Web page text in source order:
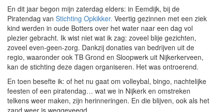
En dit jaar begon mijn zaterdag elders: in Eemdijk, bij de
Piratendag van Stichting Opkikker. Veertig gezinnen met een ziek
kind werden in oude Botters over het water naar een dag vol
plezier gebracht. Ik wist niet wat ik zag: zoveel blije gezichten,
zoveel even-geen-zorg. Dankzij donaties van bedrijven uit de
regio, waaronder ook TB Grond en Sloopwerk uit Nijkerkerveen,
kan de stichting deze dagen organiseren. Het was ontroerend.
En toen besefte ik: of het nu gaat om volleybal, bingo, nachtelijke
feesten of een piratendag… wat we in Nijkerk en omstreken
telkens weer maken, zijn herinneringen. En die blijven, ook als het